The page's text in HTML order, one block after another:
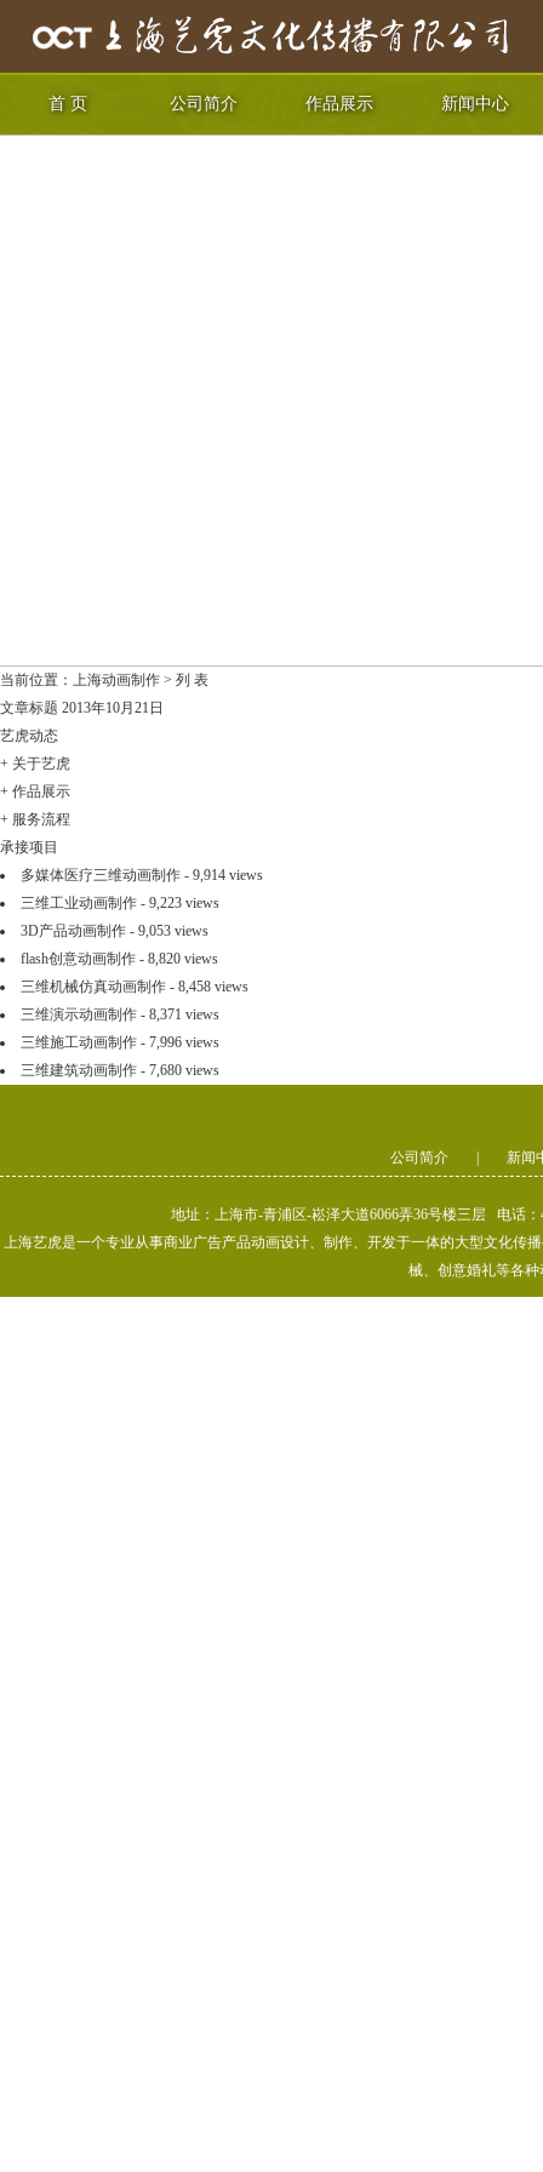
首 页 公司简介 作品展示 新闻中心
当前位置： 上海动画制作 > 列 表
文章标题 2013年10月21日
艺虎动态
+ 关于艺虎
+ 作品展示
+ 服务流程
承接项目
多媒体医疗三维动画制作 - 9,914 views
三维工业动画制作 - 9,223 views
3D产品动画制作 - 9,053 views
flash创意动画制作 - 8,820 views
三维机械仿真动画制作 - 8,458 views
三维演示动画制作 - 8,371 views
三维施工动画制作 - 7,996 views
三维建筑动画制作 - 7,680 views
公司简介 新闻
地址：上海市-青浦区-崧泽大道6066弄36号楼三层 电话
上海艺虎是一个专业从事商业广告产品动画设计、制作、开发于一体的大型文化传
械、创意婚礼等各